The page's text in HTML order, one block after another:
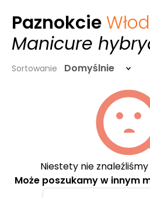
Paznokcie
Manicure
Sortowanie Domyślnie
Niestety nie
Może poszukamy w innym